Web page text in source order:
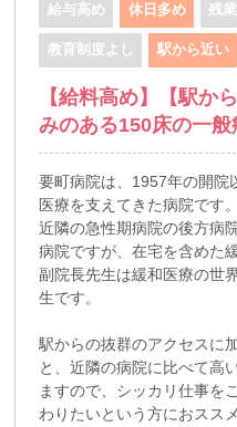
給与高め 休日多め 残
教育制度よし 駅から近い
【給料高め】【駅か
みのある150床の一般
要町病院は、1957年の開院
医療を支えてきた病院です。
近隣の急性期病院の後方病
病院ですが、在宅を含めた
副院長先生は緩和医療の世
生です。
駅からの抜群のアクセスに
と、近隣の病院に比べて高
ますので、シッカリ仕事を
わりたいという方におスス